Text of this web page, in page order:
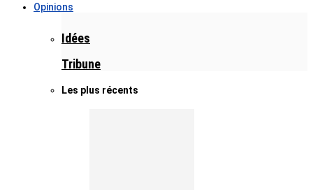
Opinions
Idées
Tribune
Les plus récents